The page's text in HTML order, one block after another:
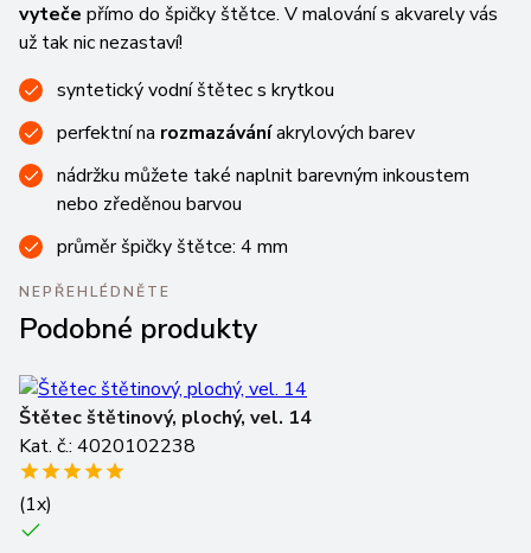
vyteče přímo do špičky štětce. V malování s akvarely vás
už tak nic nezastaví!
syntetický vodní štětec s krytkou
perfektní na rozmazáváníakrylových barev
nádržku můžete také naplnit barevným inkoustem
nebo zředěnou barvou
průměr špičky štětce: 4 mm
NEPŘEHLÉDNĚTE
Podobné produkty
Štětec štětinový, plochý, vel. 14
Kat. č.: 4020102238
(1x)